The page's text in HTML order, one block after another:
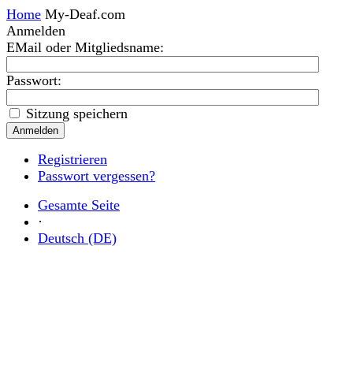
Home My-Deaf.com
Anmelden
EMail oder Mitgliedsname:
Passwort:
Sitzung speichern
Registrieren
Passwort vergessen?
Gesamte Seite
·
Deutsch (DE)